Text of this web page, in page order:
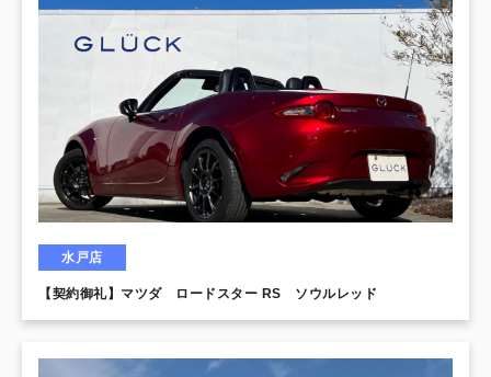
水戸店
【契約御礼】マツダ ロードスター RS ソウルレッド